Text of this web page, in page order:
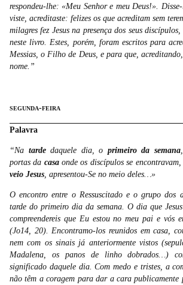
respondeu-lhe: «Meu Senhor e meu Deus!».
viste, acreditaste: felizes os que acreditam sem
milagres fez Jesus na presença dos seus
neste livro. Estes, porém, foram escritos para
Messias, o Filho de Deus, e para que,
nome.”
segunda-feira
Palavra
“Na tardedaquele dia, o primeiro da semana
portas da casaonde os discípulos se encontravam,
veio Jesus , apresentou-Se no meio deles…»
O encontro entre o Ressuscitado e o grupo dos
tarde do primeiro dia da semana. O dia que
compreendereis que Eu estou no meu pai e vós
(Jo14, 20). Encontramo-los reunidos em casa,
nem com os sinais já anteriormente vistos
Madalena, os panos de linho dobrados…)
significado daquele dia. Com medo e tristes, a
não têm a coragem para dar a cara publicamente